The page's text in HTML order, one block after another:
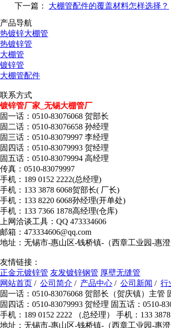
下一篇： 大棚管配件的覆盖材料怎样选择？
产品导航
热镀锌大棚管
热镀锌管
大棚管
镀锌管
大棚管配件
联系方式
镀锌管厂家_无锡大棚管厂
固一话：0510-83076068 贺部长
固二话：0510-83076658 孙经理
固三话：0510-83079997 李经理
固四话：0510-83079993 贺经理
固五话：0510-83079994 高经理
传真：0510-83079997
手机：189 0152 2222(总经理)
手机：133 3878 6068贺部长( 厂长)
手机：133 8220 6068孙经理(开单处)
手机：133 7366 1878高经理(仓库)
上网洽谈工具：QQ 473334606
邮箱：473334606@qq.com
地址：无锡市-惠山区-钱桥镇-（西章工业园-惠
友情链接：
正金元镀锌管 友发镀锌钢管 厚壁无缝管
网站首页 / 公司简介 / 产品中心 / 公司新闻 / 行
固一话：0510-83076068 贺部长（贺庆镇）主管
固四话：0510-83079993 贺经理 固五话：0510-
手机：189 0152 2222 （总经理） 手机：133
地址：无锡市-惠山区-钱桥镇-（西章工业园-惠